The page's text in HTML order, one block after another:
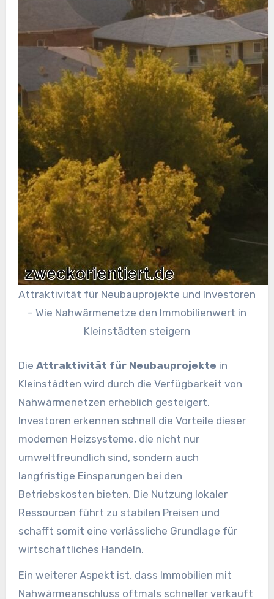
Attraktivität für Neubauprojekte und Investoren
– Wie Nahwärmenetze den Immobilienwert in
Kleinstädten steigern
Die Attraktivität für Neubauprojekte in
Kleinstädten wird durch die Verfügbarkeit von
Nahwärmenetzen erheblich gesteigert.
Investoren erkennen schnell die Vorteile dieser
modernen Heizsysteme, die nicht nur
umweltfreundlich sind, sondern auch
langfristige Einsparungen bei den
Betriebskosten bieten. Die Nutzung lokaler
Ressourcen führt zu stabilen Preisen und
schafft somit eine verlässliche Grundlage für
wirtschaftliches Handeln.
Ein weiterer Aspekt ist, dass Immobilien mit
Nahwärmeanschluss oftmals schneller verkauft